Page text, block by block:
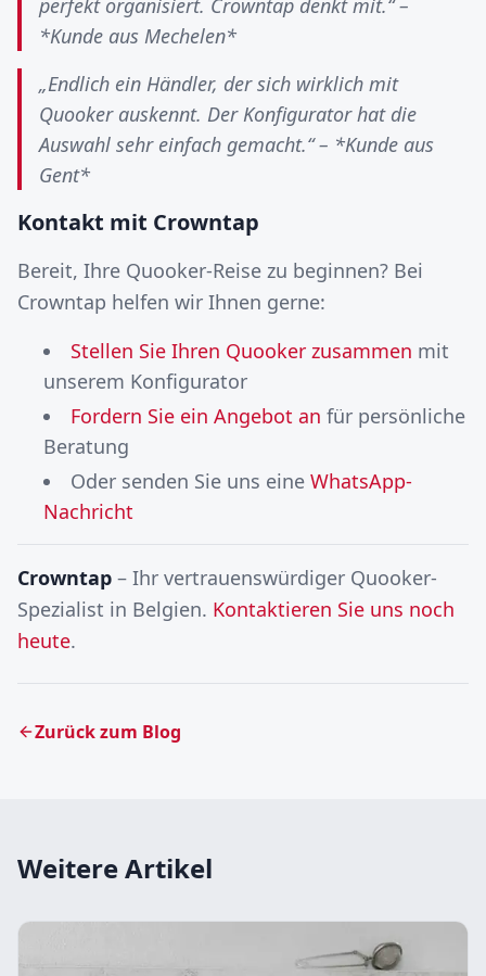
perfekt organisiert. Crowntap denkt mit.“ –
*Kunde aus Mechelen*
„Endlich ein Händler, der sich wirklich mit
Quooker auskennt. Der Konfigurator hat die
Auswahl sehr einfach gemacht.“ – *Kunde aus
Gent*
Kontakt mit Crowntap
Bereit, Ihre Quooker-Reise zu beginnen? Bei
Crowntap helfen wir Ihnen gerne:
Stellen Sie Ihren Quooker zusammen mit
unserem Konfigurator
Fordern Sie ein Angebot an für persönliche
Beratung
Oder senden Sie uns eine WhatsApp-
Nachricht
Crowntap – Ihr vertrauenswürdiger Quooker-
Spezialist in Belgien. Kontaktieren Sie uns noch
heute.
Zurück zum Blog
Weitere Artikel